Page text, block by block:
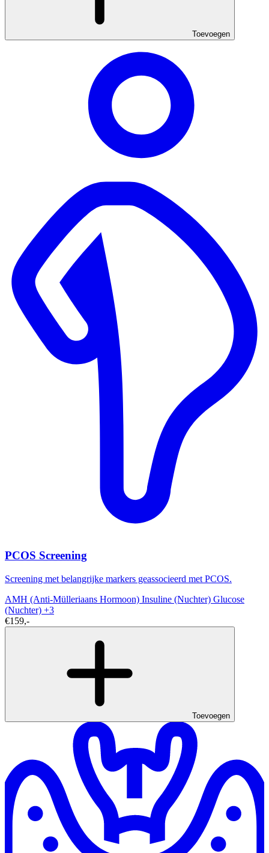
Toevoegen
PCOS Screening
Screening met belangrijke markers geassocieerd met PCOS.
AMH (Anti-Mülleriaans Hormoon) Insuline (Nuchter) Glucose
(Nuchter) +3
€159,-
Toevoegen